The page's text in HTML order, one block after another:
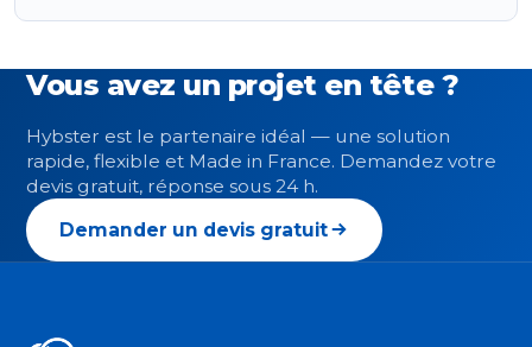
Vous avez un projet en tête ?
Hybster est le partenaire idéal — une solution
rapide, flexible et Made in France. Demandez votre
devis gratuit, réponse sous 24 h.
Demander un devis gratuit